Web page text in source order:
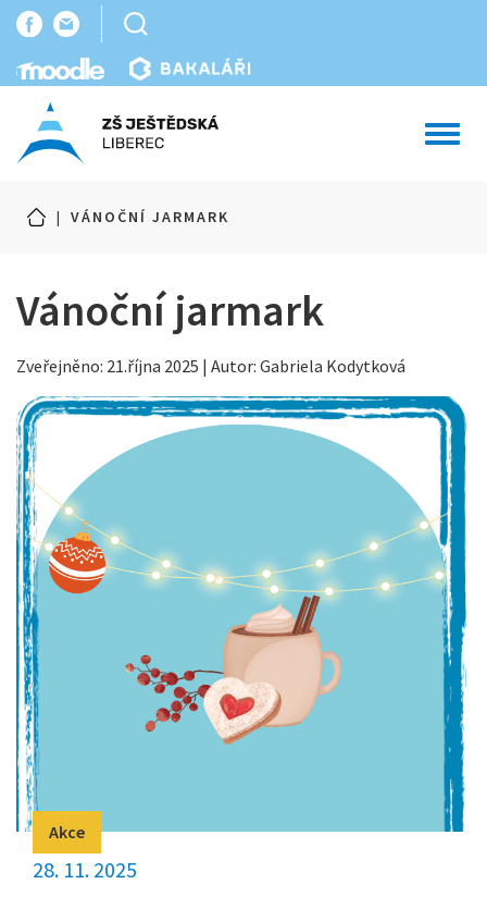
| VÁNOČNÍ JARMARK
Vánoční jarmark
Zveřejněno: 21.října 2025 | Autor: Gabriela Kodytková
Akce
28. 11. 2025